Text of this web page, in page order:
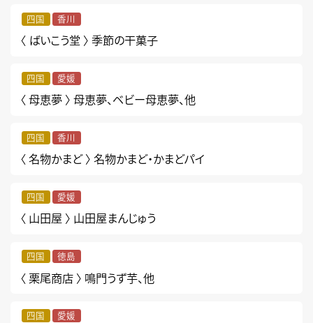
四国 香川
〈 ばいこう堂 〉 季節の干菓子
四国 愛媛
〈 母恵夢 〉 母恵夢、ベビー母恵夢、他
四国 香川
〈 名物かまど 〉 名物かまど・かまどパイ
四国 愛媛
〈 山田屋 〉 山田屋まんじゅう
四国 徳島
〈 栗尾商店 〉 鳴門うず芋、他
四国 愛媛